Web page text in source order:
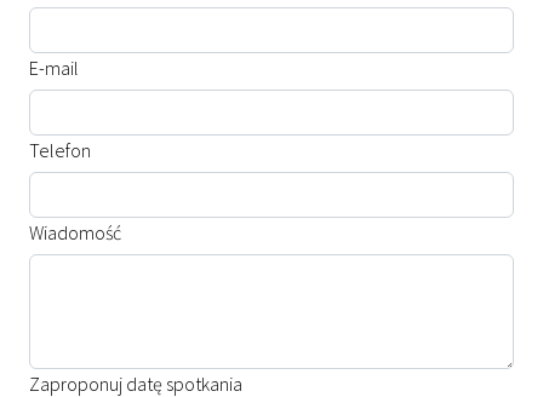
E-mail
Telefon
Wiadomość
Zaproponuj datę spotkania